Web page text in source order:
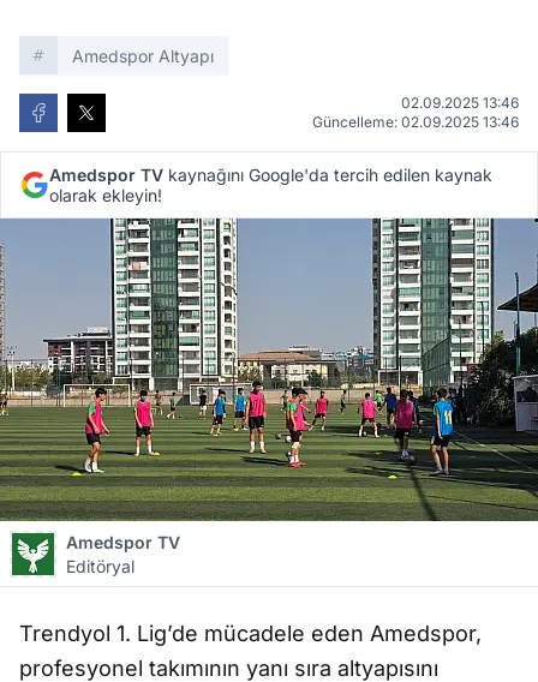
Amedspor Altyapı
02.09.2025 13:46
Güncelleme: 02.09.2025 13:46
Amedspor TV kaynağını Google'da tercih edilen kaynak
olarak ekleyin!
Amedspor TV
Editöryal
Trendyol 1. Lig’de mücadele eden Amedspor,
profesyonel takımının yanı sıra altyapısını